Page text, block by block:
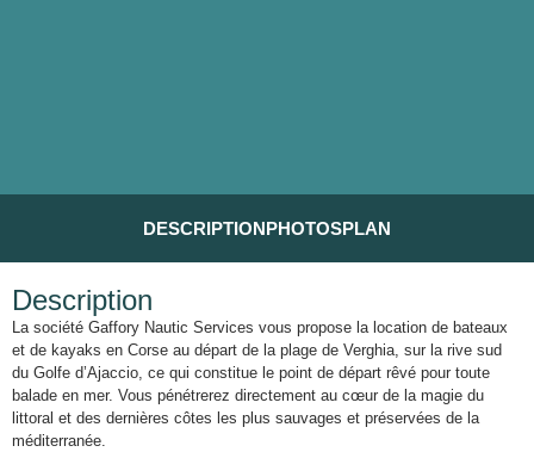
DESCRIPTIONPHOTOSPLAN
Description
La société Gaffory Nautic Services vous propose la location de bateaux
et de kayaks en Corse au départ de la plage de Verghia, sur la rive sud
du Golfe d’Ajaccio, ce qui constitue le point de départ rêvé pour toute
balade en mer. Vous pénétrerez directement au cœur de la magie du
littoral et des dernières côtes les plus sauvages et préservées de la
méditerranée.